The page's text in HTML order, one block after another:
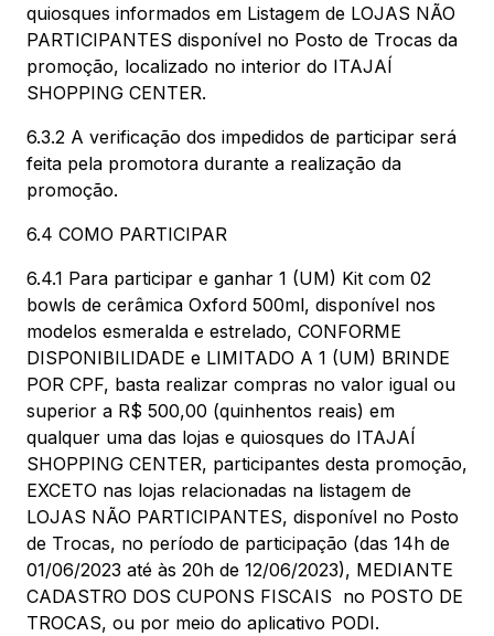
quiosques informados em Listagem de LOJAS NÃO
PARTICIPANTES disponível no Posto de Trocas da
promoção, localizado no interior do ITAJAÍ
SHOPPING CENTER.
6.3.2 A verificação dos impedidos de participar será
feita pela promotora durante a realização da
promoção.
6.4 COMO PARTICIPAR
6.4.1 Para participar e ganhar 1 (UM) Kit com 02
bowls de cerâmica Oxford 500ml, disponível nos
modelos esmeralda e estrelado, CONFORME
DISPONIBILIDADE e LIMITADO A 1 (UM) BRINDE
POR CPF, basta realizar compras no valor igual ou
superior a R$ 500,00 (quinhentos reais) em
qualquer uma das lojas e quiosques do ITAJAÍ
SHOPPING CENTER, participantes desta promoção,
EXCETO nas lojas relacionadas na listagem de
LOJAS NÃO PARTICIPANTES, disponível no Posto
de Trocas, no período de participação (das 14h de
01/06/2023 até às 20h de 12/06/2023), MEDIANTE
CADASTRO DOS CUPONS FISCAIS no POSTO DE
TROCAS, ou por meio do aplicativo PODI.